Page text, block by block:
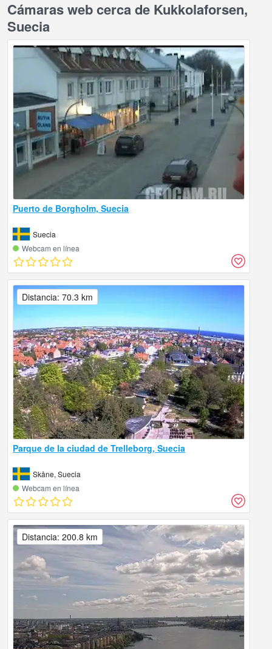
Cámaras web cerca de Kukkolaforsen,
Suecia
Puerto de Borgholm, Suecia
Suecia
Webcam en línea
Parque de la ciudad de Trelleborg, Suecia
Skåne, Suecia
Webcam en línea
Distancia: 70.3 km
Distancia: 200.8 km